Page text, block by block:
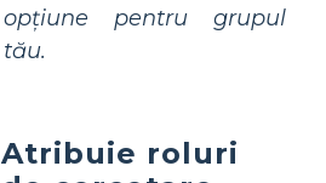
opțiune pentru grupul
tău.
Atribuie roluri